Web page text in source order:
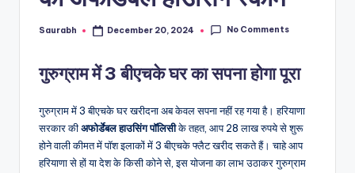
Posted
Saurabh December 20, 2024 No Comments
गुरुग्राम में 3 बीएचके घर का सपना होगा पूरा
गुरुग्राम में 3 बीएचके घर खरीदना अब केवल सपना नहीं रह गया है। हरियाणा
सरकार कीअफोर्डेबल हाउसिंग पॉलिसीके तहत, आप 28 लाख रुपये से शुरू
होने वाली कीमत में पॉश इलाकों में 3 बीएचके फ्लैट खरीद सकते हैं। चाहे आप
हरियाणा से हों या देश के किसी कोने से, इस योजना का लाभ उठाकर गुरुग्राम